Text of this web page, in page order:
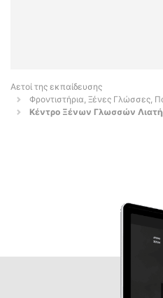
Αετοί της εκπαίδευσης
Φροντιστήρια, Ξένες Γλώσσες,
Κέντρο Ξένων Γλωσσών